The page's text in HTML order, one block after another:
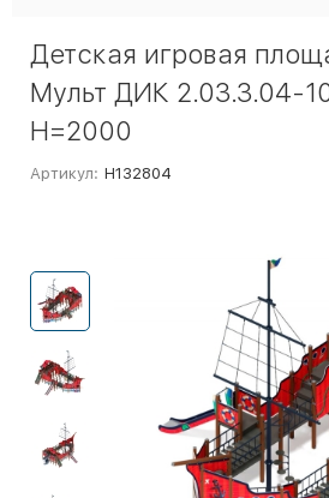
Детская игровая
Мульт ДИК 2.03.3.04-
H=2000
Артикул: Н132804